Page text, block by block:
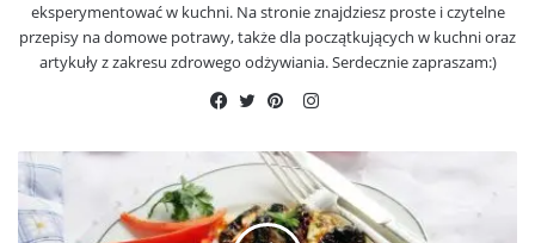
eksperymentować w kuchni. Na stronie znajdziesz proste i czytelne
przepisy na domowe potrawy, także dla początkujących w kuchni oraz
artykuły z zakresu zdrowego odżywiania. Serdecznie zapraszam:)
Instagram